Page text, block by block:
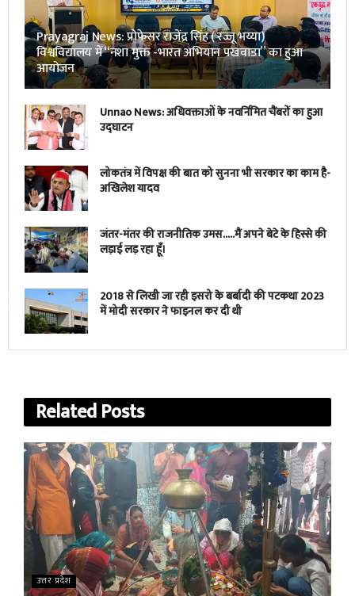
Prayagraj News: प्रोफेसर राजेंद्र सिंह ( रज्जू भय्या)
विश्वविद्यालय में “नशा मुक्त -भारत अभियान पखवाडा” का हुआ
आयोजन
Unnao News: अधिवक्ताओं के नवर्निमित चैंबरों का हुआ
उद्घाटन
लोकतंत्र में विपक्ष की बात को सुनना भी सरकार का काम है-
अखिलेश यादव
जंतर-मंतर की राजनीतिक उमस…..मैं अपने बेटे के हिस्से की
लड़ाई लड़ रहा हूँ।
2018 से लिखी जा रही इसरो के बर्बादी की पटकथा 2023
में मोदी सरकार ने फाइनल कर दी थी
RelatedPosts
उत्तर प्रदेश